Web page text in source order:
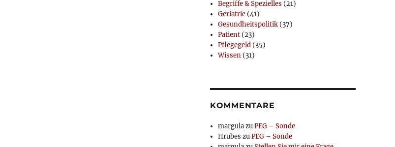
Begriffe & Spezielles (21)
Geriatrie (41)
Gesundheitspolitik (37)
Patient (23)
Pflegegeld (35)
Wissen (31)
KOMMENTARE
margulazuPEG – Sonde
Hrubes zuPEG – Sonde